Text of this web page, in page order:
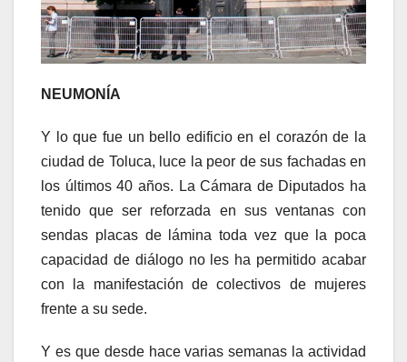
NEUMONÍA
Y lo que fue un bello edificio en el corazón de la
ciudad de Toluca, luce la peor de sus fachadas en
los últimos 40 años. La Cámara de Diputados ha
tenido que ser reforzada en sus ventanas con
sendas placas de lámina toda vez que la poca
capacidad de diálogo no les ha permitido acabar
con la manifestación de colectivos de mujeres
frente a su sede.
Y es que desde hace varias semanas la actividad